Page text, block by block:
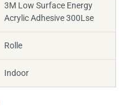
3M Low Surface Energy
Acrylic Adhesive 300Lse
Rolle
Indoor